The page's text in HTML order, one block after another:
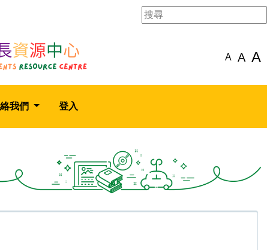
A A A
我們 登入